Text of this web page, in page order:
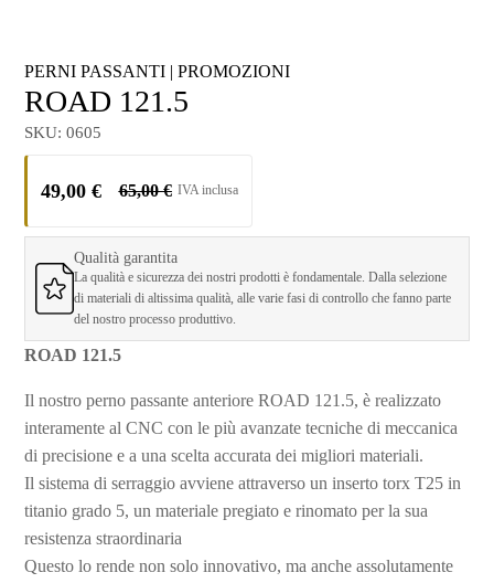
PERNI PASSANTI| PROMOZIONI
ROAD 121.5
SKU: 0605
65,00€
49,00 €
Qualità garantita
La qualità e sicurezza dei nostri prodotti è fondamentale. Dalla selezione
di materiali di altissima qualità, alle varie fasi di controllo che fanno parte
del nostro processo produttivo.
ROAD 121.5
Il nostro perno passante anteriore ROAD 121.5, è realizzato
interamente al CNC con le più avanzate tecniche di meccanica
di precisione e a una scelta accurata dei migliori materiali.
Il sistema di serraggio avviene attraverso un inserto torx T25 in
titanio grado 5, un materiale pregiato e rinomato per la sua
resistenza straordinaria
Questo lo rende non solo innovativo, ma anche assolutamente